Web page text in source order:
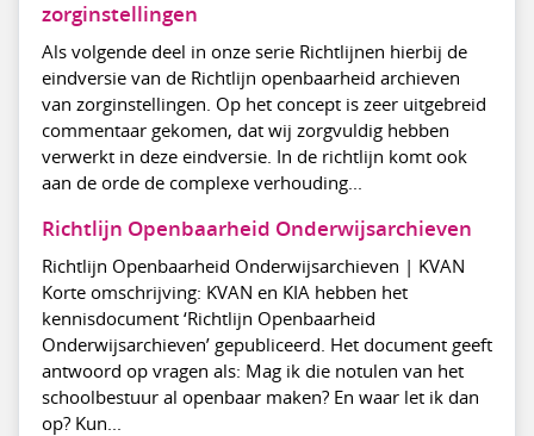
zorginstellingen
Als volgende deel in onze serie Richtlijnen hierbij de
eindversie van de Richtlijn openbaarheid archieven
van zorginstellingen. Op het concept is zeer uitgebreid
commentaar gekomen, dat wij zorgvuldig hebben
verwerkt in deze eindversie. In de richtlijn komt ook
aan de orde de complexe verhouding...
Richtlijn Openbaarheid Onderwijsarchieven
Richtlijn Openbaarheid Onderwijsarchieven | KVAN
Korte omschrijving: KVAN en KIA hebben het
kennisdocument ‘Richtlijn Openbaarheid
Onderwijsarchieven’ gepubliceerd. Het document geeft
antwoord op vragen als: Mag ik die notulen van het
schoolbestuur al openbaar maken? En waar let ik dan
op? Kun...